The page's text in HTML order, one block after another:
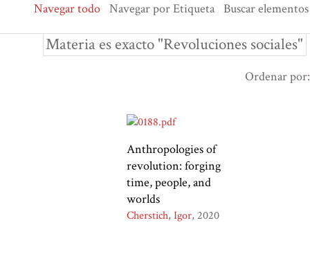
Navegar todo Navegar por Etiqueta Buscar elementos
Materia es exacto "Revoluciones sociales"
Ordenar por:
Anthropologies of
revolution: forging
time, people, and
worlds
Cherstich, Igor 2020